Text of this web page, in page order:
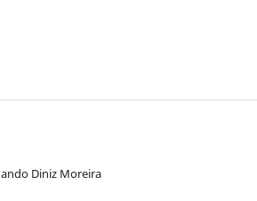
Diniz Moreira